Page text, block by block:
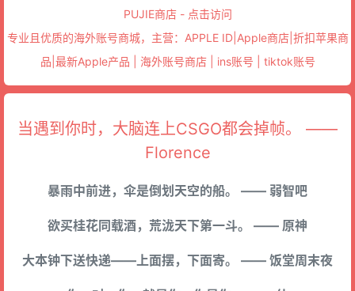
PUJIE商店 - 点击访问
专业且优质的海外账号商城，主营：APPLE ID|Apple商店|折扣苹果商
品|最新Apple产品 | 海外账号商店 | ins账号 | tiktok账号
当遇到你时，大脑连上CSGO都会掉帧。 ——
Florence
暴雨中前进，伞是倒划天空的船。 —— 弱智吧
欲买桂花同载酒，荒泷天下第一斗。 —— 原神
大本钟下送快递——上面摆，下面寄。 —— 饭堂周末夜